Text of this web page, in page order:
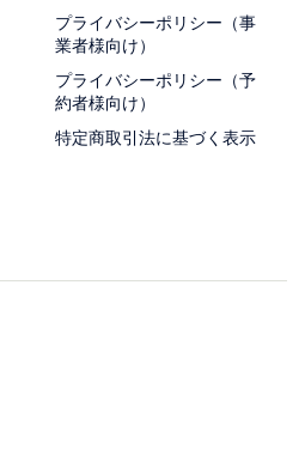
プライバシーポリシー（事
業者様向け）
プライバシーポリシー（予
約者様向け）
特定商取引法に基づく表示